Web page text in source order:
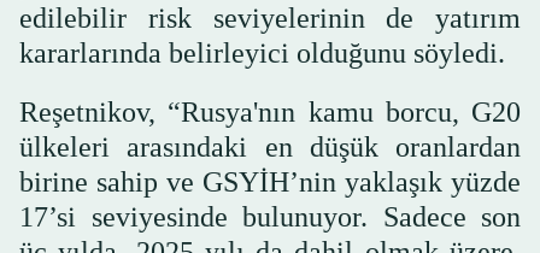
edilebilir risk seviyelerinin de yatırım
kararlarında belirleyici olduğunu söyledi.
Reşetnikov, “Rusya'nın kamu borcu, G20
ülkeleri arasındaki en düşük oranlardan
birine sahip ve GSYİH’nin yaklaşık yüzde
17’si seviyesinde bulunuyor. Sadece son